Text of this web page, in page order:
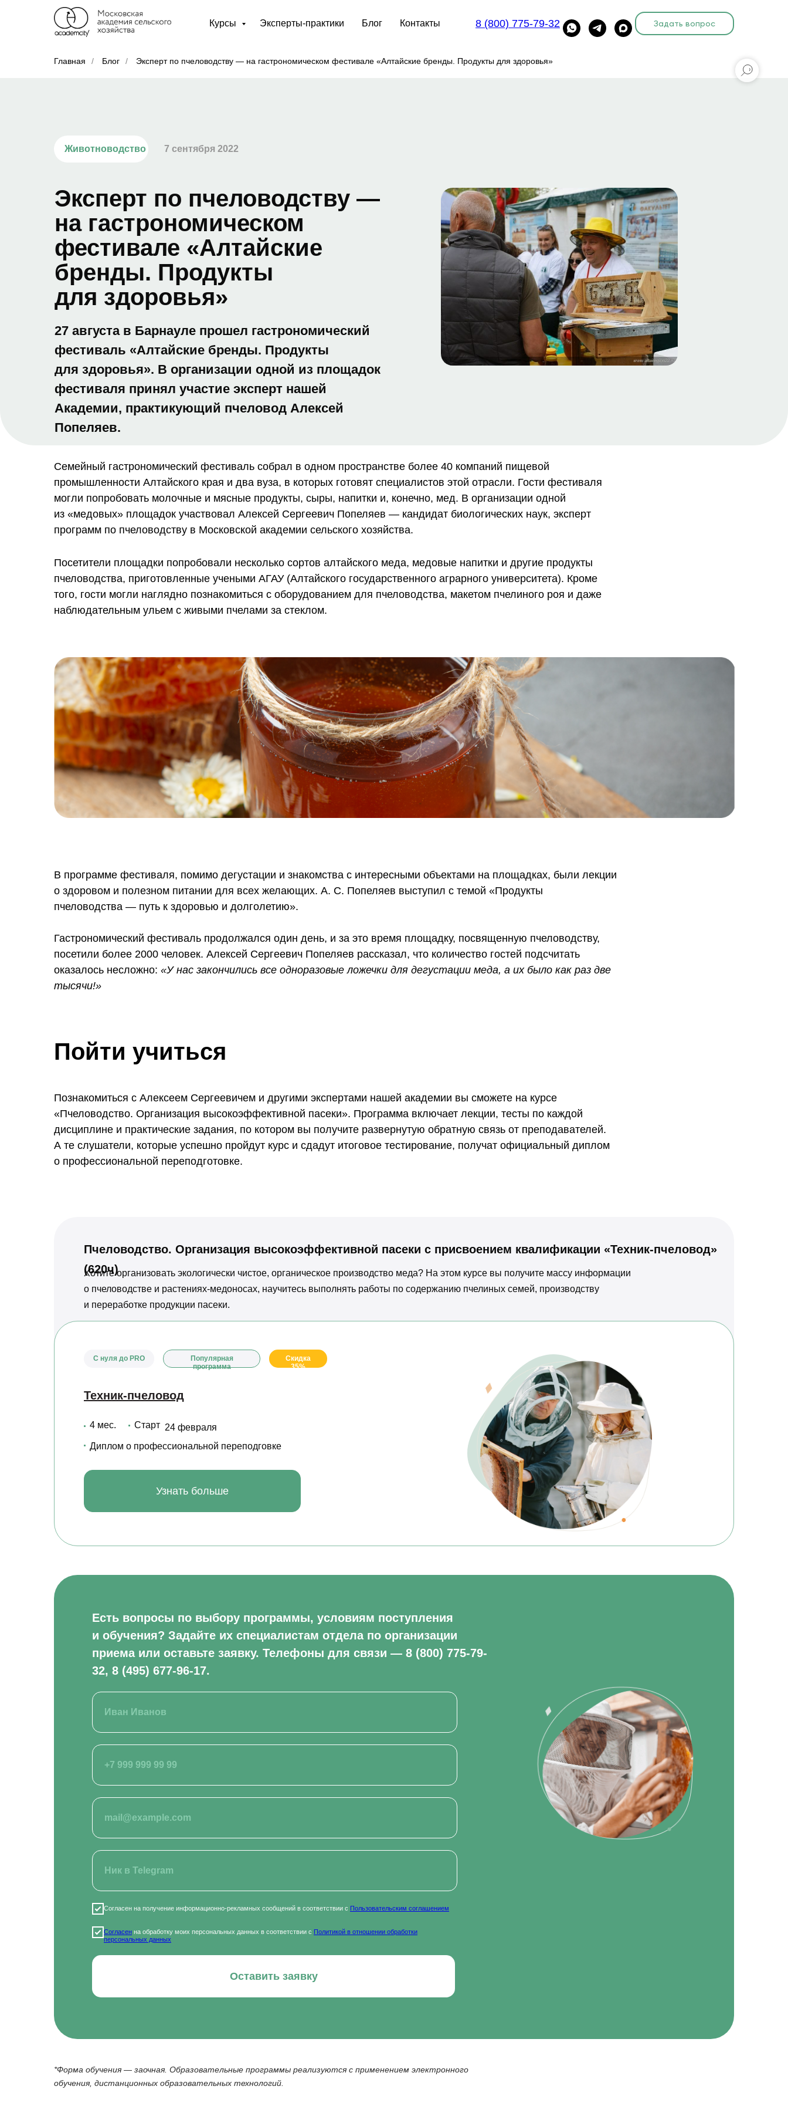
Курсы Эксперты-практики Блог Контакты 8 (800) 775-79-32 Задать вопрос
Главная / Блог / Эксперт по пчеловодству — на гастрономическом фестивале «Алтайские бренды. Продукты для здоровья»
Животноводство
Эксперт по пчеловодству —
на гастрономическом
фестивале «Алтайские
бренды. Продукты
для здоровья»
27 августа в Барнауле прошел гастрономический
фестиваль «Алтайские бренды. Продукты
для здоровья». В организации одной из площадок
фестиваля принял участие эксперт нашей
Академии, практикующий пчеловод Алексей
Попеляев.
7 сентября 2022
Семейный гастрономический фестиваль собрал в одном пространстве более 40 компаний пищевой
промышленности Алтайского края и два вуза, в которых готовят специалистов этой отрасли. Гости фестиваля
могли попробовать молочные и мясные продукты, сыры, напитки и, конечно, мед. В организации одной
из «медовых» площадок участвовал Алексей Сергеевич Попеляев — кандидат биологических наук, эксперт
программ по пчеловодству в Московской академии сельского хозяйства.
Посетители площадки попробовали несколько сортов алтайского меда, медовые напитки и другие продукты
пчеловодства, приготовленные учеными АГАУ (Алтайского государственного аграрного университета). Кроме
того, гости могли наглядно познакомиться с оборудованием для пчеловодства, макетом пчелиного роя и даже
наблюдательным ульем с живыми пчелами за стеклом.
В программе фестиваля, помимо дегустации и знакомства с интересными объектами на площадках, были лекции
о здоровом и полезном питании для всех желающих. А. С. Попеляев выступил с темой «Продукты
пчеловодства — путь к здоровью и долголетию».
Гастрономический фестиваль продолжался один день, и за это время площадку, посвященную пчеловодству,
посетили более 2000 человек. Алексей Сергеевич Попеляев рассказал, что количество гостей подсчитать
оказалось несложно: «У нас закончились все одноразовые ложечки для дегустации меда, а их было как раз две
тысячи!»
Пойти учиться
Познакомиться с Алексеем Сергеевичем и другими экспертами нашей академии вы сможете на курсе
«Пчеловодство. Организация высокоэффективной пасеки». Программа включает лекции, тесты по каждой
дисциплине и практические задания, по котором вы получите развернутую обратную связь от преподавателей.
А те слушатели, которые успешно пройдут курс и сдадут итоговое тестирование, получат официальный диплом
о профессиональной переподготовке.
Пчеловодство. Организация высокоэффективной пасеки с присвоением квалификации «Техник-пчеловод»
(620ч)
Техник-пчеловод
С нуля до PRO
Узнать больше
Популярная
программа
Скидка
35%
Диплом о профессиональной переподговке
Хотите организовать экологически чистое, органическое производство меда? На этом курсе вы получите массу информации
о пчеловодстве и растениях-медоносах, научитесь выполнять работы по содержанию пчелиных семей, производству
и переработке продукции пасеки.
4 мес. 24 февраля
Старт
Есть вопросы по выбору программы, условиям поступления
и обучения? Задайте их специалистам отдела по организации
приема или оставьте заявку. Телефоны для связи — 8 (800) 775-79-
32, 8 (495) 677-96-17.
Согласен на получение информационно-рекламных сообщений в соответствии с Пользовательским соглашением
Согласен на обработку моих персональных данных в соответствии с Политикой в отношении обработки
персональных данных
Оставить заявку
*Форма обучения — заочная. Образовательные программы реализуются с применением электронного
обучения, дистанционных образовательных технологий.